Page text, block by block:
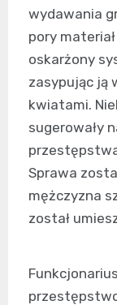
wydawania
pory
oskarżony
zasypując ją
kwiatami.
sugerowały
Sprawa
mężczyzna
został